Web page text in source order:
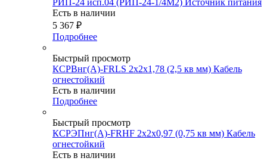
РИП-24 исп.04 (РИП-24-1/4М2) Источник питания
Есть в наличии
5 367 ₽
Подробнее
Быстрый просмотр
КСРВнг(А)-FRLS 2х2х1,78 (2,5 кв мм) Кабель
огнестойкий
Есть в наличии
Подробнее
Быстрый просмотр
КСРЭПнг(А)-FRHF 2х2х0,97 (0,75 кв мм) Кабель
огнестойкий
Есть в наличии